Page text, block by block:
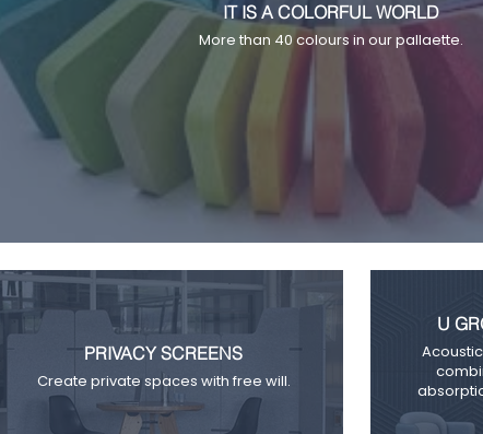
IT IS A COLORFUL WORLD
More than 40 colours in our pallaette.
PRIVACY SCREENS
Create private spaces with free will.
U